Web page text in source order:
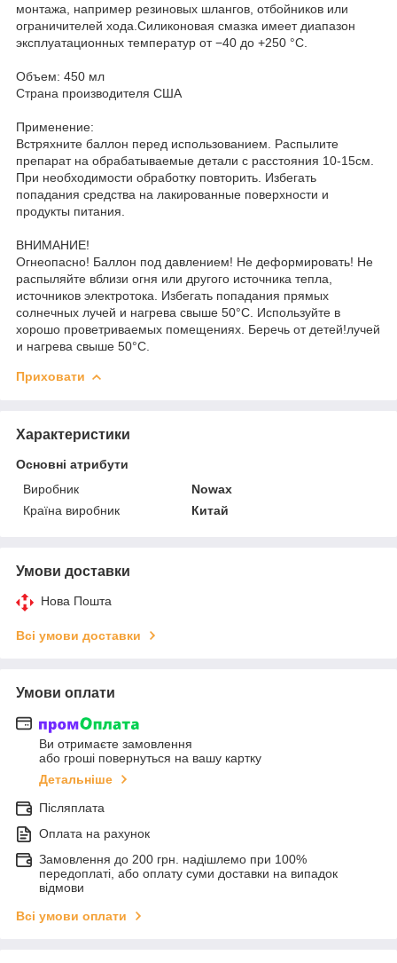
монтажа, например резиновых шлангов, отбойников или
ограничителей хода.Силиконовая смазка имеет диапазон
эксплуатационных температур от −40 до +250 °C.
Объем: 450 мл
Страна производителя США
Применение:
Встряхните баллон перед использованием. Распылите
препарат на обрабатываемые детали с расстояния 10-15см.
При необходимости обработку повторить. Избегать
попадания средства на лакированные поверхности и
продукты питания.
ВНИМАНИЕ!
Огнеопасно! Баллон под давлением! Не деформировать! Не
распыляйте вблизи огня или другого источника тепла,
источников электротока. Избегать попадания прямых
солнечных лучей и нагрева свыше 50°C. Используйте в
хорошо проветриваемых помещениях. Беречь от детей!лучей
и нагрева свыше 50°C.
Приховати
Характеристики
Основні атрибути
Виробник
Nowax
Країна виробник
Китай
Умови доставки
Нова Пошта
Всі умови доставки
Умови оплати
Ви отримаєте замовлення
або гроші повернуться на вашу картку
Детальніше
Післяплата
Оплата на рахунок
Замовлення до 200 грн. надішлемо при 100%
передоплаті, або оплату суми доставки на випадок
відмови
Всі умови оплати